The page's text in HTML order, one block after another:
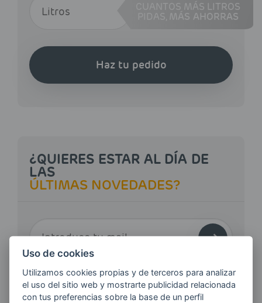
CUANTOS MÁS LITROS
MÁS AHORRAS
Haz tu pedido
¿QUIERES ESTAR AL DÍA DE
LAS
ÚLTIMAS NOVEDADES?
Quiero recibir las últimas novedades de AVIA
ENERGIAS por cualquier medio, incluido
Uso de cookies
Utilizamos cookies propias y de terceros para analizar
el uso del sitio web y mostrarte publicidad relacionada
con tus preferencias sobre la base de un perfil